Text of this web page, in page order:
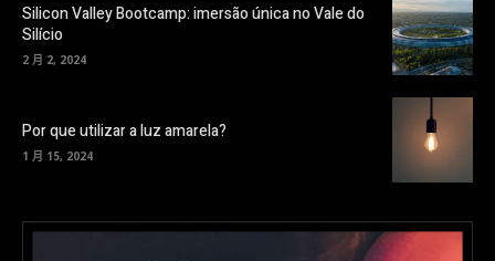
Silicon Valley Bootcamp: imersão única no Vale do
Silício
2 月 2, 2024
Por que utilizar a luz amarela?
1 月 15, 2024